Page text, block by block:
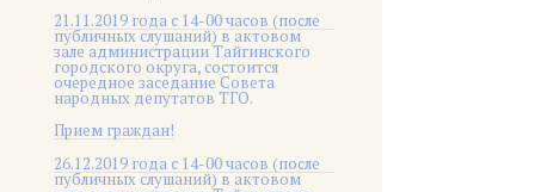
21.11.2019 года с 14-00 часов (после
публичных слушаний) в актовом
зале администрации Тайгинского
городского округа, состоится
очередное заседание Совета
народных депутатов ТГО.
Прием граждан!
26.12.2019 года с 14-00 часов (после
публичных слушаний) в актовом